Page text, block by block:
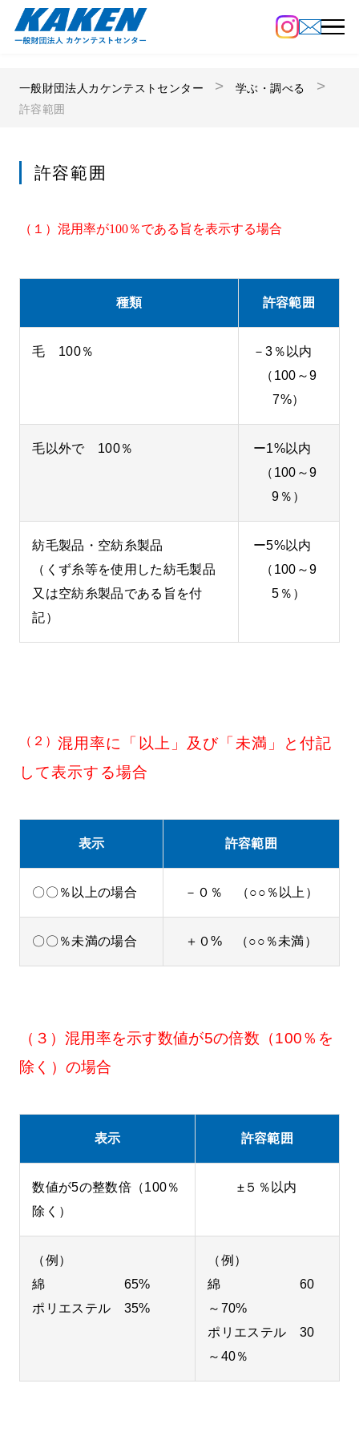
一般財団法人カケンテストセンター
学ぶ・調べる
許容範囲
許容範囲
（１）混用率が100％である旨を表示する場合
種類 許容範囲
毛 100％
－3％以内
（100～9
7%）
毛以外で 100％
ー1%以内
（100～9
9％）
紡毛製品・空紡糸製品
（くず糸等を使用した紡毛製品
又は空紡糸製品である旨を付
記）
ー5%以内
（100～9
5％）
（２） 混用率に「以上」及び「未満」と付記
して表示する場合
表示 許容範囲
〇〇％以上の場合 －０％ （○○％以上）
〇〇％未満の場合 ＋０% （○○％未満）
（３） 混用率を示す数値が5の倍数（100％を
除く）の場合
表示 許容範囲
数値が5の整数倍（100％
除く）
±５％以内
（例）
綿 65%
ポリエステル 35%
（例）
綿 60
～70%
ポリエステル 30
～40％